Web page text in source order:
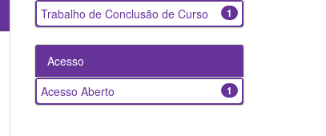
1
Trabalho de Conclusão de Curso
Acesso
1
Acesso Aberto